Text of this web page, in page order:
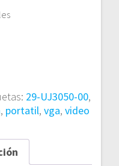
29-UJ3050-00,
, portatil, vga, video